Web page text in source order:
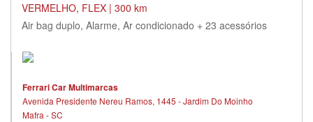
VERMELHO, FLEX | 300 km
Air bag duplo, Alarme, Ar condicionado + 23 acessórios
Ferrari Car Multimarcas
Avenida Presidente Nereu Ramos, 1445 - Jardim Do Moinho
Mafra - SC